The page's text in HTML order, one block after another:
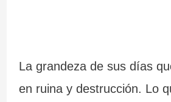
La grandeza de sus días
en ruina y destrucción. Lo